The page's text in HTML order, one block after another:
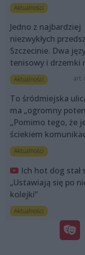
Aktualności
Jedno z najbardziej
niezwykłych
Szczecinie. Dwa
tenisowy i drzemki
Aktualności art.
To śródmiejska
ma „ogromny
„Pomimo tego, że
ściekiem
Aktualności
Ich hot dog stał
„Ustawiają się po
kolejki”
Aktualności